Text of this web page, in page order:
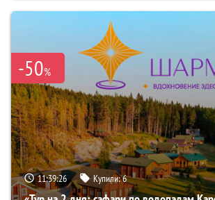
-50%
11:39:25 Купили:6